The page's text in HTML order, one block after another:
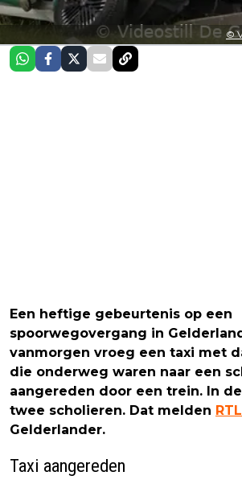
©
Een heftige gebeurtenis op een
spoorwegovergang in
vanmorgen vroeg een taxi met
die onderweg waren naar een
aangereden door een trein. In
twee scholieren. Dat melden
Gelderlander.
Taxi aangereden